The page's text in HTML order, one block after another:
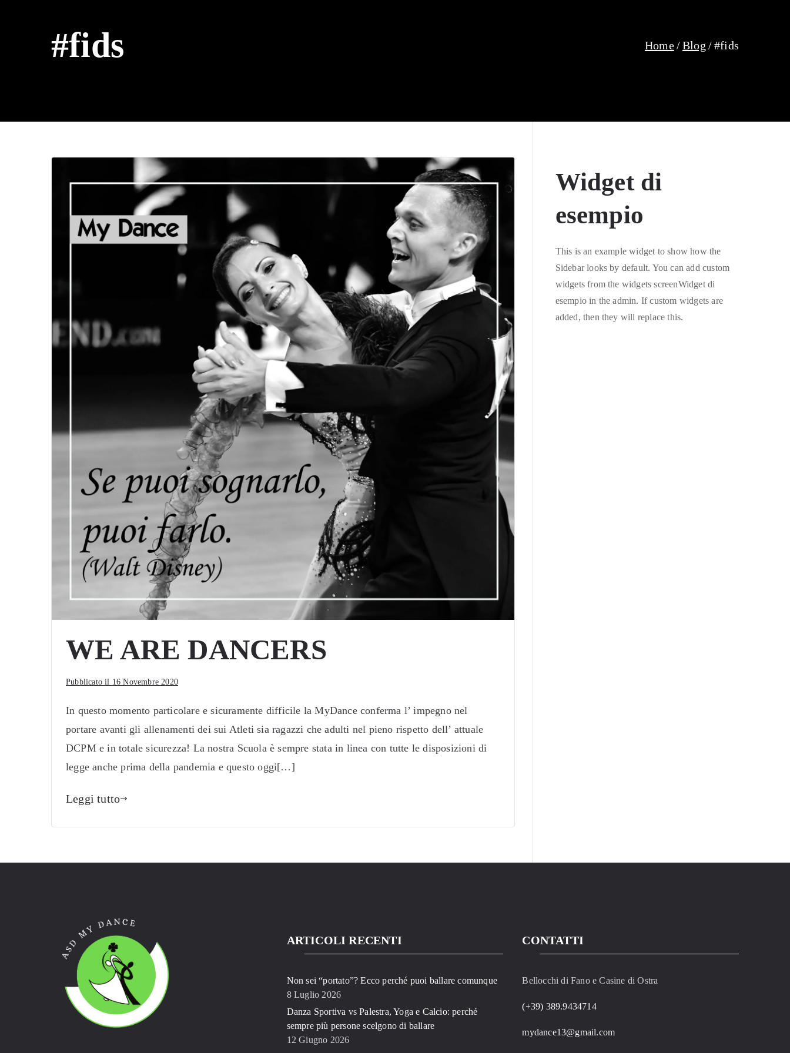
#fids Home Blog #fids
WE ARE DANCERS
Pubblicato il 16 Novembre 2020
In questo momento particolare e sicuramente difficile la MyDance conferma l’ impegno nel
portare avanti gli allenamenti dei sui Atleti sia ragazzi che adulti nel pieno rispetto dell’ attuale
DCPM e in totale sicurezza! La nostra Scuola è sempre stata in linea con tutte le disposizioni di
legge anche prima della pandemia e questo oggi[…]
Leggi tutto
Widget di
esempio
This is an example widget to show how the
Sidebar looks by default. You can add custom
widgets from the widgets screenWidget di
esempio in the admin. If custom widgets are
added, then they will replace this.
ARTICOLI RECENTI
Non sei “portato”? Ecco perché puoi ballare comunque
8 Luglio 2026
Danza Sportiva vs Palestra, Yoga e Calcio: perché
sempre più persone scelgono di ballare
12 Giugno 2026
CONTATTI
Bellocchi di Fano e Casine di Ostra
(+39) 389.9434714
mydance13@gmail.com